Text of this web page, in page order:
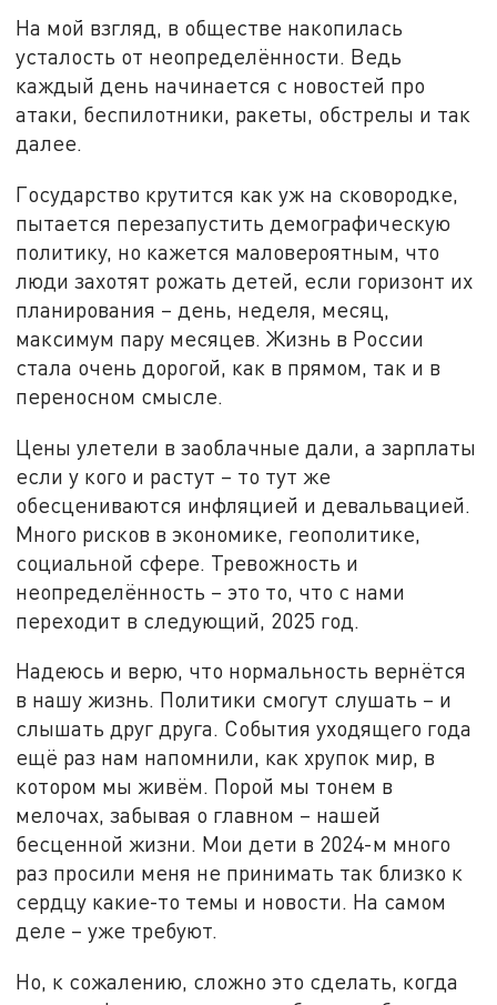
На мой взгляд, в обществе накопилась
усталость от неопределённости. Ведь
каждый день начинается с новостей про
атаки, беспилотники, ракеты, обстрелы и так
далее.
Государство крутится как уж на сковородке,
пытается перезапустить демографическую
политику, но кажется маловероятным, что
люди захотят рожать детей, если горизонт их
планирования – день, неделя, месяц,
максимум пару месяцев. Жизнь в России
стала очень дорогой, как в прямом, так и в
переносном смысле.
Цены улетели в заоблачные дали, а зарплаты
если у кого и растут – то тут же
обесцениваются инфляцией и девальвацией.
Много рисков в экономике, геополитике,
социальной сфере. Тревожность и
неопределённость – это то, что с нами
переходит в следующий, 2025 год.
Надеюсь и верю, что нормальность вернётся
в нашу жизнь. Политики смогут слушать – и
слышать друг друга. События уходящего года
ещё раз нам напомнили, как хрупок мир, в
котором мы живём. Порой мы тонем в
мелочах, забывая о главном – нашей
бесценной жизни. Мои дети в 2024-м много
раз просили меня не принимать так близко к
сердцу какие-то темы и новости. На самом
деле – уже требуют.
Но, к сожалению, сложно это сделать, когда